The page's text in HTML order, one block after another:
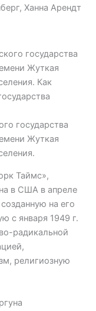
Ханна Арендт
государства
Жуткая
Таймс»,
в США в апреле
на его
с января 1949 г.
радикальной
религиозную